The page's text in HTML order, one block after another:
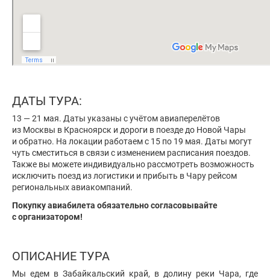
ДАТЫ ТУРА:
13 — 21 мая. Даты указаны с учётом авиаперелётов
из Москвы в Красноярск и дороги в поезде до Новой Чары
и обратно. На локации работаем с 15 по 19 мая. Даты могут
чуть сместиться в связи с изменением расписания поездов.
Также вы можете индивидуально рассмотреть возможность
исключить поезд из логистики и прибыть в Чару рейсом
региональных авиакомпаний.
Покупку авиабилета обязательно согласовывайте
с организатором!
ОПИСАНИЕ ТУРА
Мы едем в Забайкальский край, в долину реки Чара, где